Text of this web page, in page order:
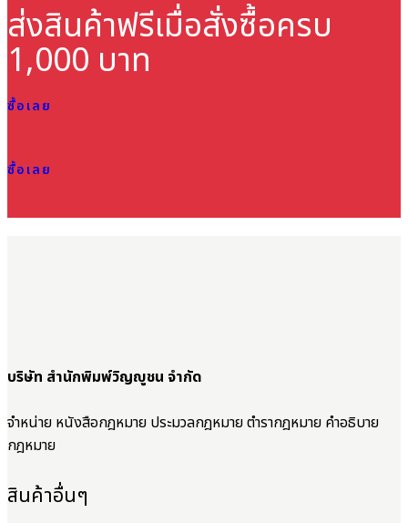
ส่งสินค้าฟรีเมื่อสั่งซื้อครบ
1,000 บาท
ซื้อเลย
ซื้อเลย
บริษัท สำนักพิมพ์วิญญูชน จำกัด
จำหน่าย หนังสือกฎหมาย ประมวลกฎหมาย ตำรากฎหมาย คำอธิบาย
กฎหมาย
สินค้าอื่นๆ